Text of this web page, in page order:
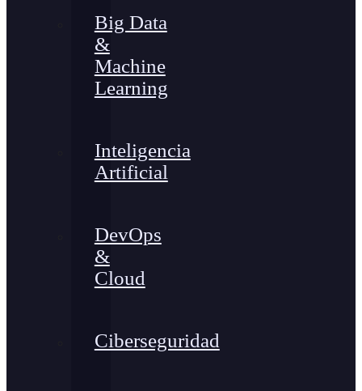
Big Data
&
Machine
Learning
Inteligencia
Artificial
DevOps
&
Cloud
Ciberseguridad